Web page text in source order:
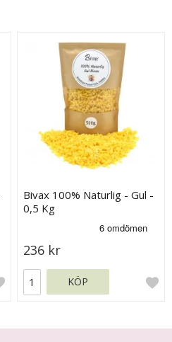
Bivax 100% Naturlig - Gul -
0,5 Kg
236 kr
KÖP